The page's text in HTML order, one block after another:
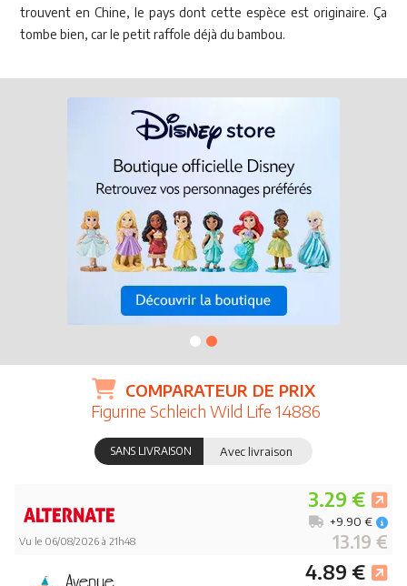
trouvent en Chine, le pays dont cette espèce est originaire. Ça
tombe bien, car le petit raffole déjà du bambou.
COMPARATEUR DE PRIX
Figurine Schleich Wild Life 14886
SANS LIVRAISON Avec livraison
Vu le 06/08/2026 à 21h48
3.29 €
13.19 €
+9.90 €
4.89 €